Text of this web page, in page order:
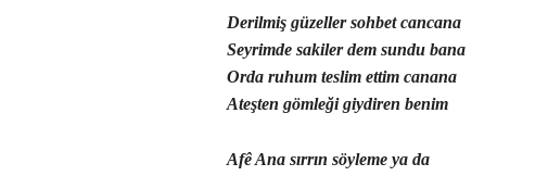
Derilmiş güzeller sohbet cancana
Seyrimde sakiler dem sundu bana
Orda ruhum teslim ettim canana
Ateşten gömleği giydiren benim
Afê Ana sırrın söyleme ya da